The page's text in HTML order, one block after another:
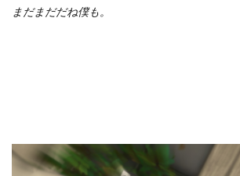
まだまだだね僕も。